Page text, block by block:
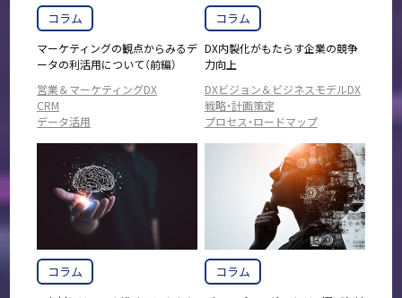
コラム
マーケティングの観点からみるデ
ータの利活用について（前編）
営業＆マーケティングDX
CRM
データ活用
コラム
DX内製化がもたらす企業の競争
力向上
DXビジョン＆ビジネスモデルDX
戦略・計画策定
プロセス・ロードマップ
コラム コラム